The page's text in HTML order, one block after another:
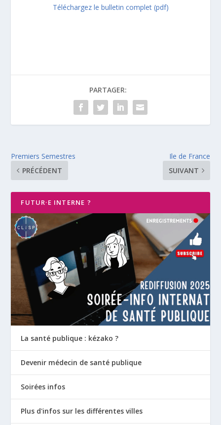
Téléchargez le bulletin complet (pdf)
PARTAGER:
Premiers Semestres
PRÉCÉDENT
Ile de France
SUIVANT
FUTUR·E INTERNE ?
La santé publique : kézako ?
Devenir médecin de santé publique
Soirées infos
Plus d'infos sur les différentes villes